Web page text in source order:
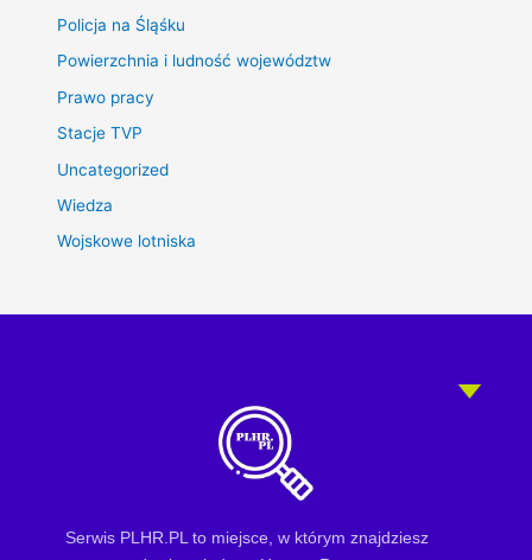
Policja na Śląśku
Powierzchnia i ludność województw
Prawo pracy
Stacje TVP
Uncategorized
Wiedza
Wojskowe lotniska
Serwis PLHR.PL to miejsce, w którym znajdziesz